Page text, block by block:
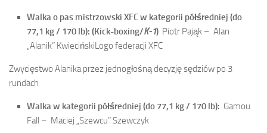
Walka o pas mistrzowski XFC w kategorii półśredniej (do
77,1 kg / 170 lb): (Kick-boxing/K-1) Piotr Pająk – Alan
„Alanik” KwiecińskiLogo federacji XFC
Zwycięstwo Alanika przez jednogłośną decyzję sędziów po 3
rundach
Walka w kategorii półśredniej (do 77,1 kg / 170 lb): Gamou
Fall – Maciej „Szewcu” Szewczyk